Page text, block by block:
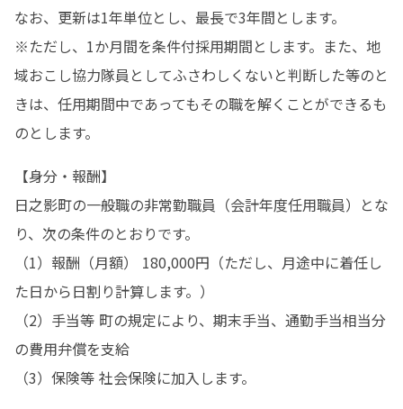
なお、更新は1年単位とし、最⾧で3年間とします。
※ただし、1か月間を条件付採用期間とします。また、地
域おこし協力隊員としてふさわしくないと判断した等のと
きは、任用期間中であってもその職を解くことができるも
のとします。
【身分・報酬】
日之影町の一般職の非常勤職員（会計年度任用職員）とな
り、次の条件のとおりです。
（1）報酬（月額） 180,000円（ただし、月途中に着任し
た日から日割り計算します。）
（2）手当等 町の規定により、期末手当、通勤手当相当分
の費用弁償を支給
（3）保険等 社会保険に加入します。